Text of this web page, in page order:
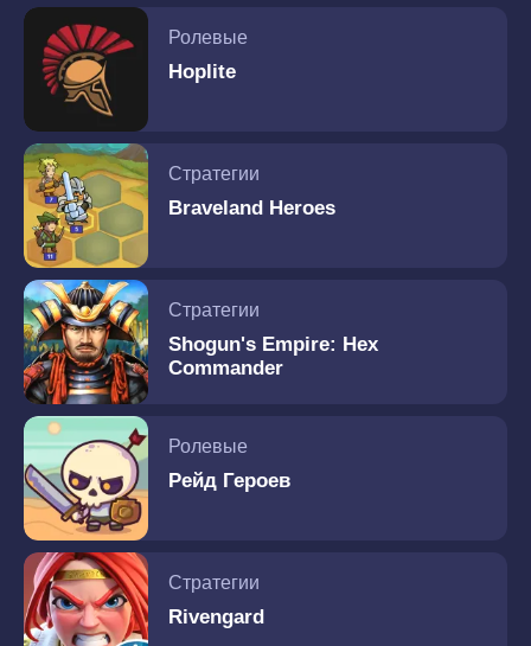
Ролевые
Hoplite
Стратегии
Braveland Heroes
Стратегии
Shogun's Empire: Hex
Commander
Ролевые
Рейд Героев
Стратегии
Rivengard